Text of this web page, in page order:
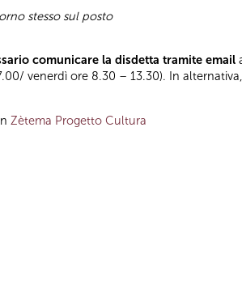
stesso sul posto
comunicare la disdetta tramite email
venerdì ore 8.30 – 13.30). In
Zètema Progetto Cultura